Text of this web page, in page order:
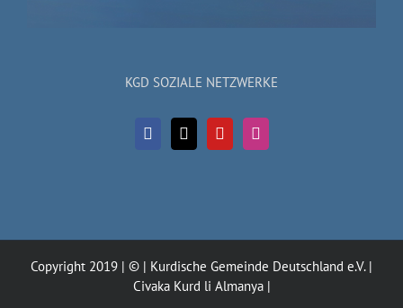
KGD SOZIALE NETZWERKE
Copyright 2019 | © | Kurdische Gemeinde Deutschland e.V. |
Civaka Kurd li Almanya |